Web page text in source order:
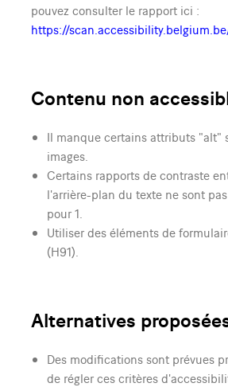
pouvez consulter le rapport ici :
https://
Contenu non
Il manque certains attributs "alt"
images.
Certains rapports de contraste
l'arrière-plan du texte ne sont
pour 1.
Utiliser des éléments de
(H91).
Alternatives
Des modifications sont prévues
de régler ces critères